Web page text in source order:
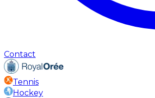
Contact
Tennis
Hockey